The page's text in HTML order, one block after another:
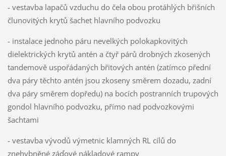
- vestavba lapačů vzduchu do čela obou protáhlých břišních
člunovitých krytů šachet hlavního podvozku
- instalace jednoho páru nevelkých polokapkovitých
dielektrických krytů antén a čtyř párů drobných zkosených
tandemově uspořádaných břitových antén (zatímco přední
dva páry těchto antén jsou zkoseny směrem dozadu, zadní
dva páry směrem dopředu) na bocích postranních trupových
gondol hlavního podvozku, přímo nad podvozkovými
šachtami
- vestavba vývodů výmetnic klamných RL cílů do
znehybněné záďové nákladové rampy